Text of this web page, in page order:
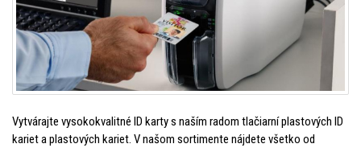
Vytvárajte vysokokvalitné ID karty s naším radom tlačiarní plastových ID
kariet a plastových kariet. V našom sortimente nájdete všetko od